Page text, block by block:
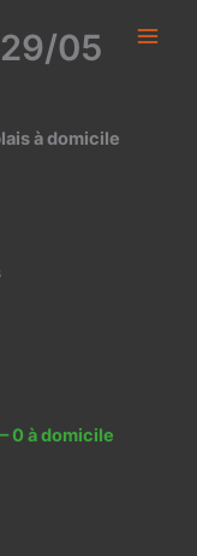
05
à domicile
0 à domicile